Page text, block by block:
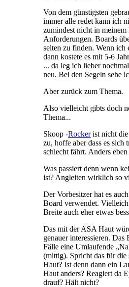
Von dem günstigsten
immer alle redet kann ich
zumindest nicht in
Anforderungen. Boards
selten zu finden. Wenn ich
dann kostete es mit 5-6
... da leg ich lieber
neu. Bei den Segeln sehe
Aber zurück zum Thema.
Also vielleicht gibts doch
Thema...
Skoop -Rockerist nicht die
zu, hoffe aber dass es sich
schlecht fährt. Anders eben
Was passiert denn wenn
ist? Angleiten wirklich so
Der Vorbesitzer hat es
Board verwendet.
Breite auch eher etwas
Das mit der ASA Haut
genauer interessieren. Das
Fälle eine Umlaufende
(mittig). Spricht das für die
Haut? Ist denn dann ein
Haut anders? Reagiert da
drauf? Hält nicht?